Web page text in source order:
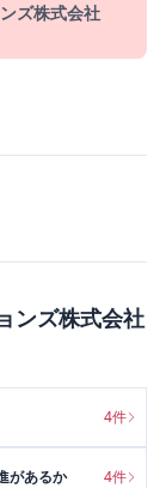
ズ株式会社
ンズ株式会社
4件
があるか 4件